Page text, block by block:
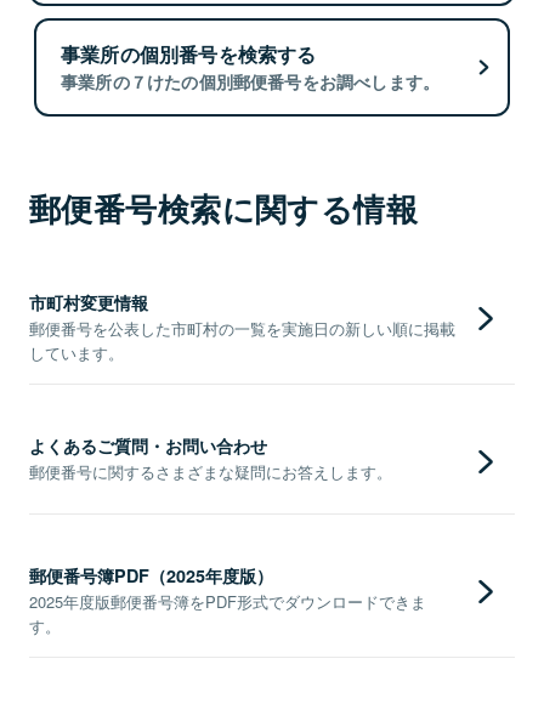
事業所の個別番号を検索する
事業所の７けたの個別郵便番号をお調べします。
郵便番号検索に関する情報
市町村変更情報
郵便番号を公表した市町村の一覧を実施日の新しい順に掲載
しています。
よくあるご質問・お問い合わせ
郵便番号に関するさまざまな疑問にお答えします。
郵便番号簿PDF（2025年度版）
2025年度版郵便番号簿をPDF形式でダウンロードできま
す。